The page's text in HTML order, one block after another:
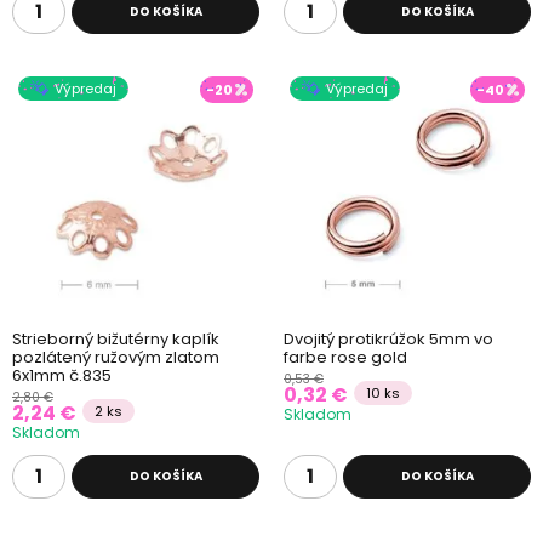
DO KOŠÍKA DO KOŠÍKA
Výpredaj -20
Strieborný bižutérny kaplík
pozlátený ružovým zlatom
6x1mm č.835
2,80 €
2,24 € 2 ks
Skladom
DO KOŠÍKA
Výpredaj -40
Dvojitý protikrúžok 5mm vo
farbe rose gold
0,53 €
0,32 € 10 ks
Skladom
DO KOŠÍKA